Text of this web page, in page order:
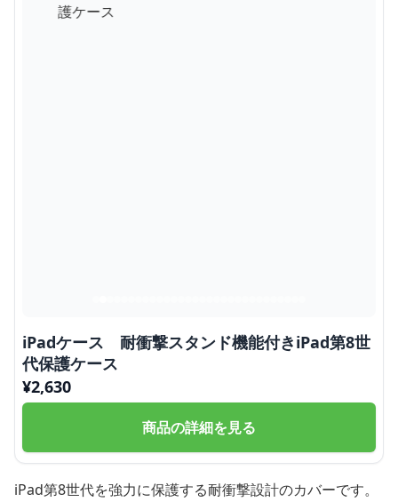
iPadケース 耐衝撃スタンド機能付きiPad第8世
代保護ケース
¥2,630
商品の詳細を見る
iPad第8世代を強力に保護する耐衝撃設計のカバーです。